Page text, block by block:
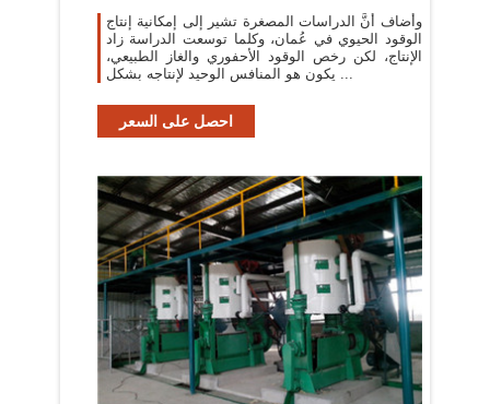
وأضاف أنَّ الدراسات المصغرة تشير إلى إمكانية إنتاج
الوقود الحيوي في عُمان، وكلما توسعت الدراسة زاد
الإنتاج، لكن رخص الوقود الأحفوري والغاز الطبيعي،
يكون هو المنافس الوحيد لإنتاجه بشكل ...
احصل على السعر